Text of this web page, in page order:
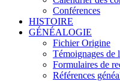
Conférences
HISTOIRE
GÉNÉALOGIE
Fichier Origine
Témoignages de
Formulaires de
Références